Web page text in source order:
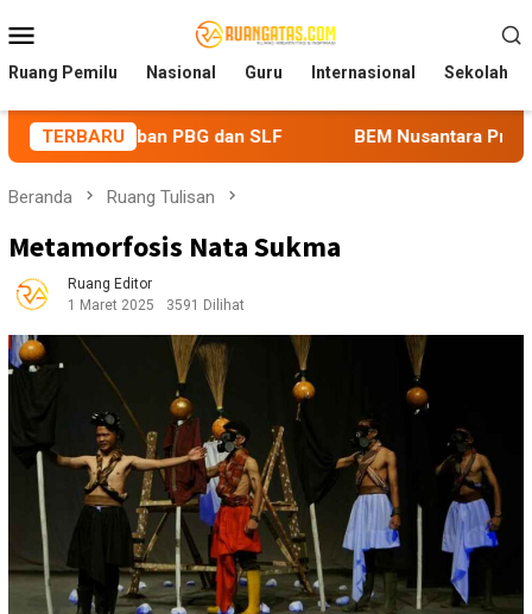
ke
kontenMobile
Ruang Pemilu Nasional Guru Internasional Sekolah
TERBARU
dan SLF BEM Nusantara Priangan Timur Soroti
Beranda Ruang Tulisan
Metamorfosis Nata Sukma
Ruang Editor
1 Maret 2025
3591 Dilihat